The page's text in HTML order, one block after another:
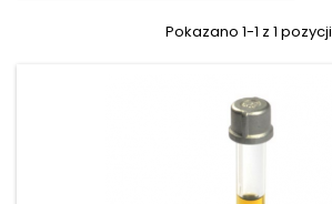
Pokazano 1-1 z 1 pozycji